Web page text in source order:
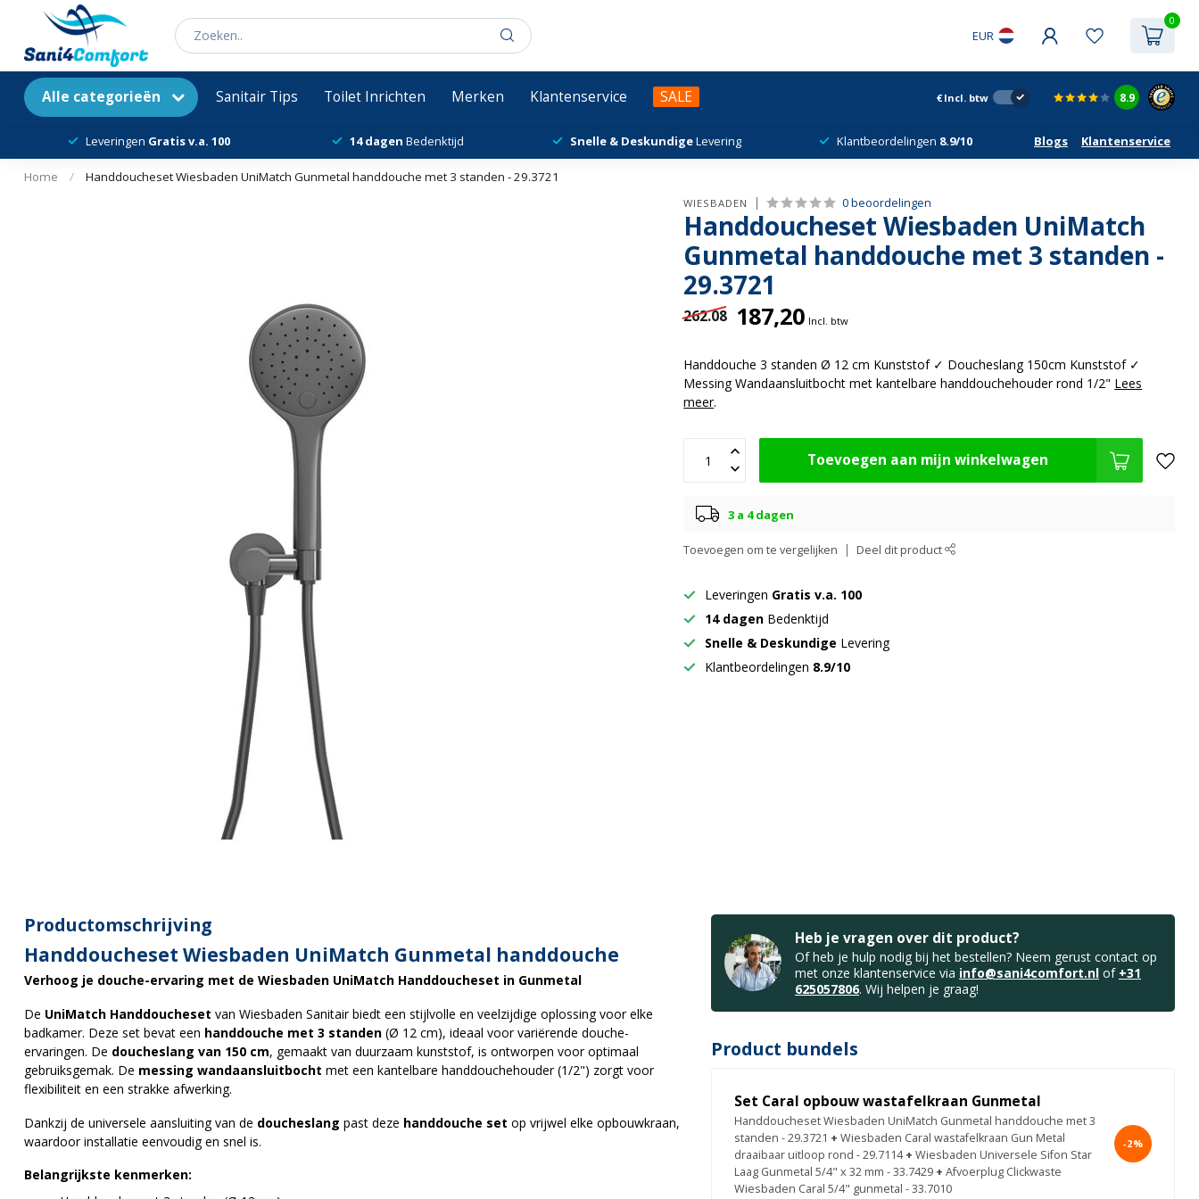
EUR
0
Alle categorieën Sanitair Tips Toilet Inrichten Merken Klantenservice SALE € Incl. btw 8.9
Leveringen Gratis v.a. 100 14 dagen Bedenktijd Snelle & DeskundigeLevering Klantbeordelingen 8.9/10 Blogs Klantenservice
Home / Handdoucheset Wiesbaden UniMatch Gunmetal handdouche met 3 standen - 29.3721
WIESBADEN 0 beoordelingen
Handdoucheset Wiesbaden UniMatch
Gunmetal handdouche met 3 standen -
29.3721
262.08 187,20 Incl. btw
Handdouche 3 standen Ø 12 cm Kunststof ✓ Doucheslang 150cm Kunststof ✓
Messing Wandaansluitbocht met kantelbare handdouchehouder rond 1/2" Lees
meer.
Toevoegen aan mijn winkelwagen
3 a 4 dagen
Toevoegen om te vergelijken Deel dit product
Leveringen Gratis v.a. 100
14 dagen Bedenktijd
Snelle & Deskundige Levering
Klantbeordelingen 8.9/10
Productomschrijving
Handdoucheset Wiesbaden UniMatch Gunmetal handdouche
Verhoog je douche-ervaring met de Wiesbaden UniMatch Handdoucheset in Gunmetal
De UniMatch Handdoucheset van Wiesbaden Sanitair biedt een stijlvolle en veelzijdige oplossing voor elke
badkamer. Deze set bevat een handdouche met 3 standen (Ø 12 cm), ideaal voor variërende douche-
ervaringen. De doucheslang van 150 cm, gemaakt van duurzaam kunststof, is ontworpen voor optimaal
gebruiksgemak. De messing wandaansluitbocht met een kantelbare handdouchehouder (1/2") zorgt voor
flexibiliteit en een strakke afwerking.
Dankzij de universele aansluiting van de doucheslang past deze handdouche set op vrijwel elke opbouwkraan,
waardoor installatie eenvoudig en snel is.
Belangrijkste kenmerken:
Heb je vragen over dit product?
Of heb je hulp nodig bij het bestellen? Neem gerust contact op
met onze klantenservice via info@sani4comfort.nl of +31
625057806. Wij helpen je graag!
Product bundels
Set Caral opbouw wastafelkraan Gunmetal
Handdoucheset Wiesbaden UniMatch Gunmetal handdouche met 3
standen - 29.3721 + Wiesbaden Caral wastafelkraan Gun Metal
draaibaar uitloop rond - 29.7114 + Wiesbaden Universele Sifon Star
Laag Gunmetal 5/4" x 32 mm - 33.7429 + Afvoerplug Clickwaste
Wiesbaden Caral 5/4" gunmetal - 33.7010
-2%